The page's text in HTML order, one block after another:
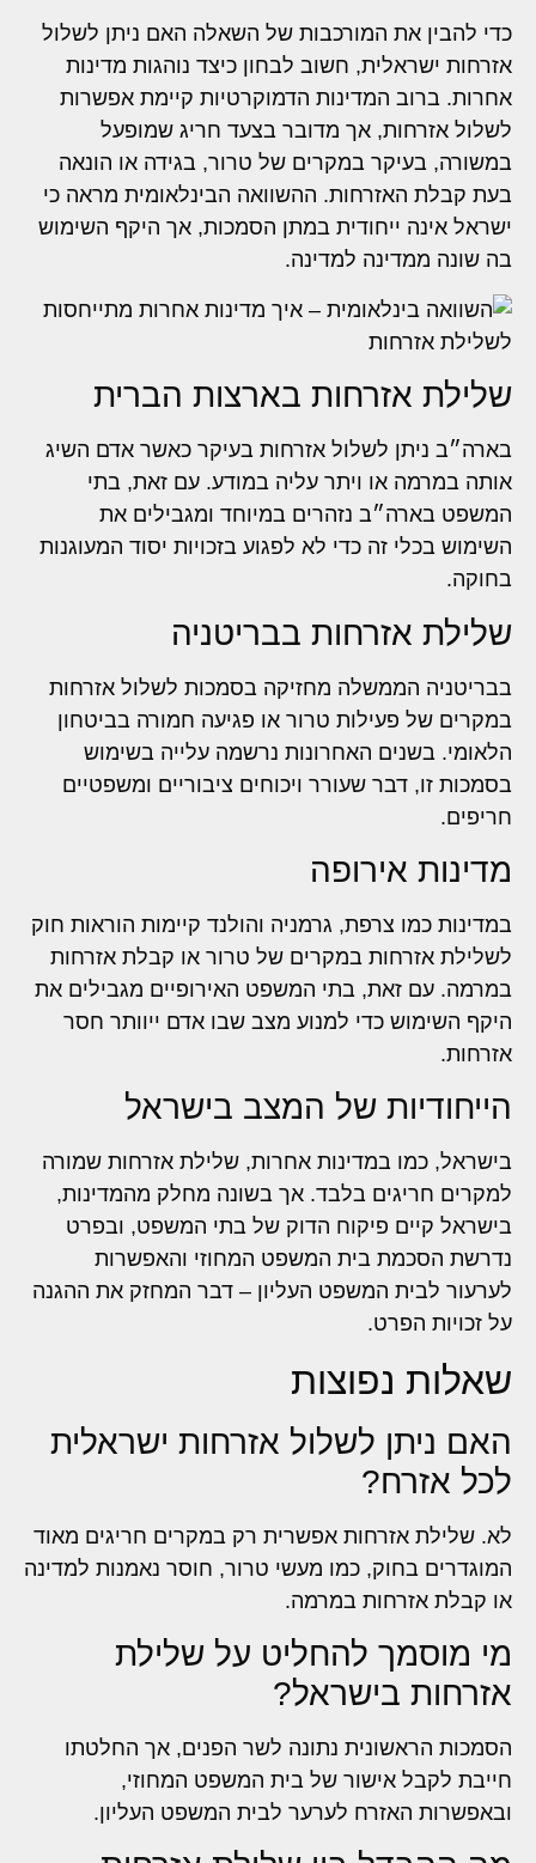
כדי להבין את המורכבות של השאלה האם ניתן לשלול
אזרחות ישראלית, חשוב לבחון כיצד נוהגות מדינות
אחרות. ברוב המדינות הדמוקרטיות קיימת אפשרות
לשלול אזרחות, אך מדובר בצעד חריג שמופעל
במשורה, בעיקר במקרים של טרור, בגידה או הונאה
בעת קבלת האזרחות. ההשוואה הבינלאומית מראה כי
ישראל אינה ייחודית במתן הסמכות, אך היקף השימוש
בה שונה ממדינה למדינה.
שלילת אזרחות בארצות הברית
בארה״ב ניתן לשלול אזרחות בעיקר כאשר אדם השיג
אותה במרמה או ויתר עליה במודע. עם זאת, בתי
המשפט בארה״ב נזהרים במיוחד ומגבילים את
השימוש בכלי זה כדי לא לפגוע בזכויות יסוד המעוגנות
בחוקה.
שלילת אזרחות בבריטניה
בבריטניה הממשלה מחזיקה בסמכות לשלול אזרחות
במקרים של פעילות טרור או פגיעה חמורה בביטחון
הלאומי. בשנים האחרונות נרשמה עלייה בשימוש
בסמכות זו, דבר שעורר ויכוחים ציבוריים ומשפטיים
חריפים.
מדינות אירופה
במדינות כמו צרפת, גרמניה והולנד קיימות הוראות חוק
לשלילת אזרחות במקרים של טרור או קבלת אזרחות
במרמה. עם זאת, בתי המשפט האירופיים מגבילים את
היקף השימוש כדי למנוע מצב שבו אדם ייוותר חסר
אזרחות.
הייחודיות של המצב בישראל
בישראל, כמו במדינות אחרות, שלילת אזרחות שמורה
למקרים חריגים בלבד. אך בשונה מחלק מהמדינות,
בישראל קיים פיקוח הדוק של בתי המשפט, ובפרט
נדרשת הסכמת בית המשפט המחוזי והאפשרות
לערעור לבית המשפט העליון – דבר המחזק את ההגנה
על זכויות הפרט.
שאלות נפוצות
האם ניתן לשלול אזרחות ישראלית
לכל אזרח?
לא. שלילת אזרחות אפשרית רק במקרים חריגים מאוד
המוגדרים בחוק, כמו מעשי טרור, חוסר נאמנות למדינה
או קבלת אזרחות במרמה.
מי מוסמך להחליט על שלילת
אזרחות בישראל?
הסמכות הראשונית נתונה לשר הפנים, אך החלטתו
חייבת לקבל אישור של בית המשפט המחוזי,
ובאפשרות האזרח לערער לבית המשפט העליון.